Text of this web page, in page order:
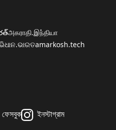
அகராதி.இந்தியா
amarkosh.tech
ফেসবুক ইনস্টাগ্রাম